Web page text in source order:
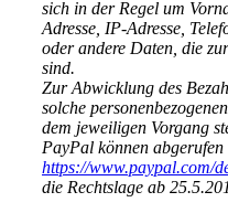
sich in der Regel um
Adresse, IP-Adresse,
oder andere Daten, die
sind.
Zur Abwicklung des
solche
dem jeweiligen Vorgang
PayPal können
https://www.paypal.com/
die Rechtslage ab